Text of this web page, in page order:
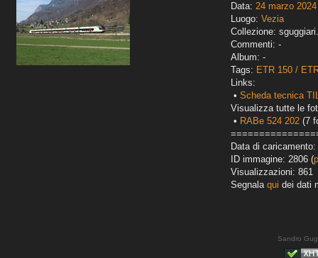
Data: 24 marzo 2024
Luogo: Vezia
Collezione:
Commenti: -
Album: -
Tags: ETR 150 /
Links:
• Scheda tecnica
Visualizza tutte le
• RABe 524 202 (7
Data di
ID immagine: 2806 (
Visualizzazioni: 861
Segnala qui dei dati
Sandro